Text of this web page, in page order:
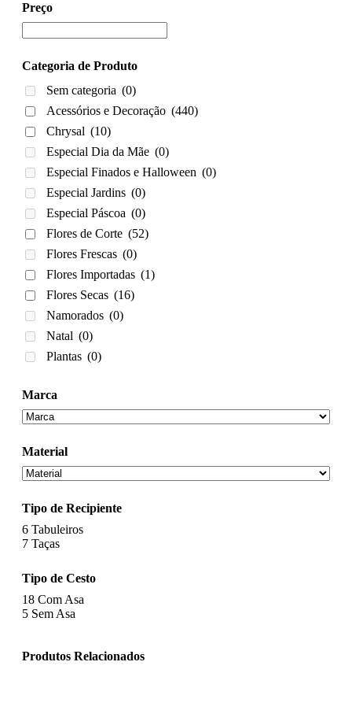
Preço
Categoria de Produto
Sem categoria (0)
Acessórios e Decoração (440)
Chrysal (10)
Especial Dia da Mãe (0)
Especial Finados e Halloween (0)
Especial Jardins (0)
Especial Páscoa (0)
Flores de Corte (52)
Flores Frescas (0)
Flores Importadas (1)
Flores Secas (16)
Namorados (0)
Natal (0)
Plantas (0)
Marca
Material
Tipo de Recipiente
6 Tabuleiros
7 Taças
Tipo de Cesto
18 Com Asa
5 Sem Asa
Produtos Relacionados